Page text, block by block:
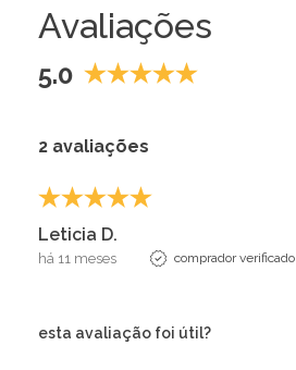
Avaliações
5.0
2 avaliações
Leticia D.
há 11 meses comprador verificado
esta avaliação foi útil?